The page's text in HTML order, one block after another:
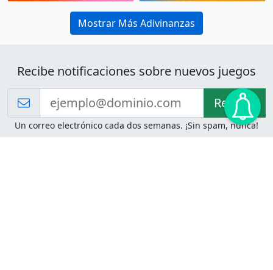
Mostrar Más Adivinanzas
Recibe notificaciones sobre nuevos juegos
Recibir!
Un correo electrónico cada dos semanas. ¡Sin spam, nunca!